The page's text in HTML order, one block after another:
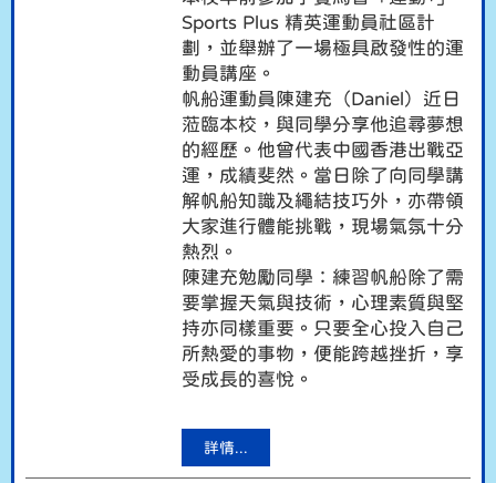
Sports Plus 精英運動員社區計
劃，並舉辦了一場極具啟發性的運
動員講座。
帆船運動員陳建充（Daniel）近日
蒞臨本校，與同學分享他追尋夢想
的經歷。他曾代表中國香港出戰亞
運，成績斐然。當日除了向同學講
解帆船知識及繩結技巧外，亦帶領
大家進行體能挑戰，現場氣氛十分
熱烈。
陳建充勉勵同學：練習帆船除了需
要掌握天氣與技術，心理素質與堅
持亦同樣重要。只要全心投入自己
所熱愛的事物，便能跨越挫折，享
受成長的喜悅。
詳情...